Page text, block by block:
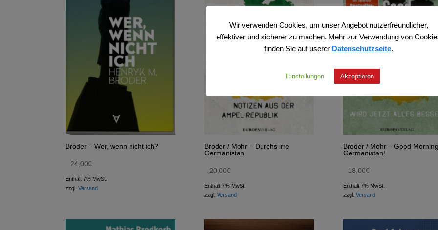
Broder – Wer, wenn nicht ich?
24,00€
Enthält 7% MwSt.
zzgl.Versand
Broder / Mohr – Durchs irre
Germanistan
20,00€
Enthält 7% MwSt.
zzgl. Versand
Broder / Mohr – Good Morning
Germanistan!
18,00€
Enthält 7% MwSt.
zzgl. Versand
Wir verwenden Cookies, um unser Angebot nutzerfreundlicher,
effektiver und sicherer zu machen. Mehr zur Verwendung von
finden Sie auf userer Datenschutzseite.
Einstellungen Akzeptieren